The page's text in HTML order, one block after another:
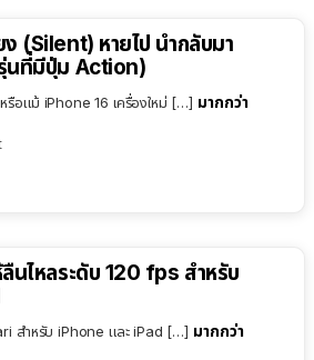
(Silent) หายไป นำกลับมา
นที่มีปุ่ม Action)
รือแม้ iPhone 16 เครื่องใหม่ […] มากกว่า
นไหลระดับ 120 fps สำหรับ
สำหรับ iPhone และ iPad […] มากกว่า